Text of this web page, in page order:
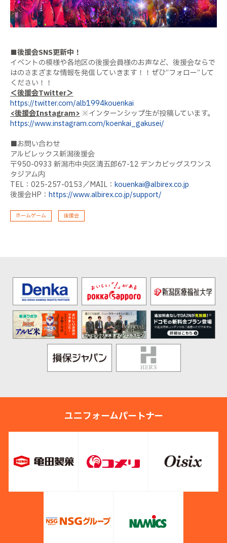
■後援会SNS更新中！
イベントの模様や各地区の後援会員様のお声など、後援会ならで
はのさまざまな情報を発信していきます！！ぜひ“フォロー”して
ください！！
＜後援会Twitter＞
https://twitter.com/alb1994kouenkai
<後援会Instagram> ※インターンシップ生が投稿しています。
https://www.instagram.com/koenkai_gakusei/
■お問い合わせ
アルビレックス新潟後援会
〒950-0933 新潟市中央区清五郎67-12 デンカビッグスワンス
タジアム内
TEL：025-257-0153／MAIL： kouenkai@albirex.co.jp
後援会HP： https://www.albirex.co.jp/support/
ホームゲーム 後援会
ユニフォームパートナー